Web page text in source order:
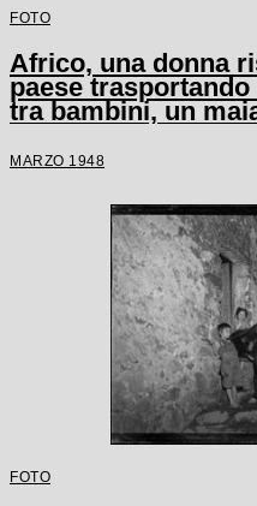
FOTO
Africo, una donna
paese
tra bambini, un
MARZO 1948
FOTO